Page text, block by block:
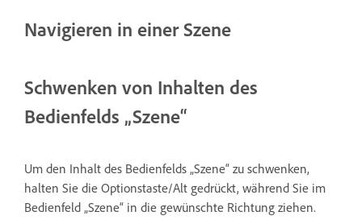
Navigieren in einer Szene
Schwenken von Inhalten des
Bedienfelds „Szene“
Um den Inhalt des Bedienfelds „Szene“ zu schwenken,
halten Sie die Optionstaste/Alt gedrückt, während Sie im
Bedienfeld „Szene“ in die gewünschte Richtung ziehen.